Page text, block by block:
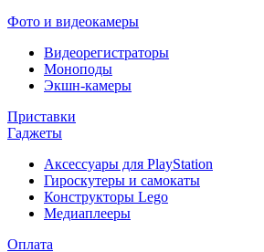
Фото и видеокамеры
Видеорегистраторы
Моноподы
Экшн-камеры
Приставки
Гаджеты
Аксессуары для PlayStation
Гироскутеры и самокаты
Конструкторы Lego
Медиаплееры
Оплата